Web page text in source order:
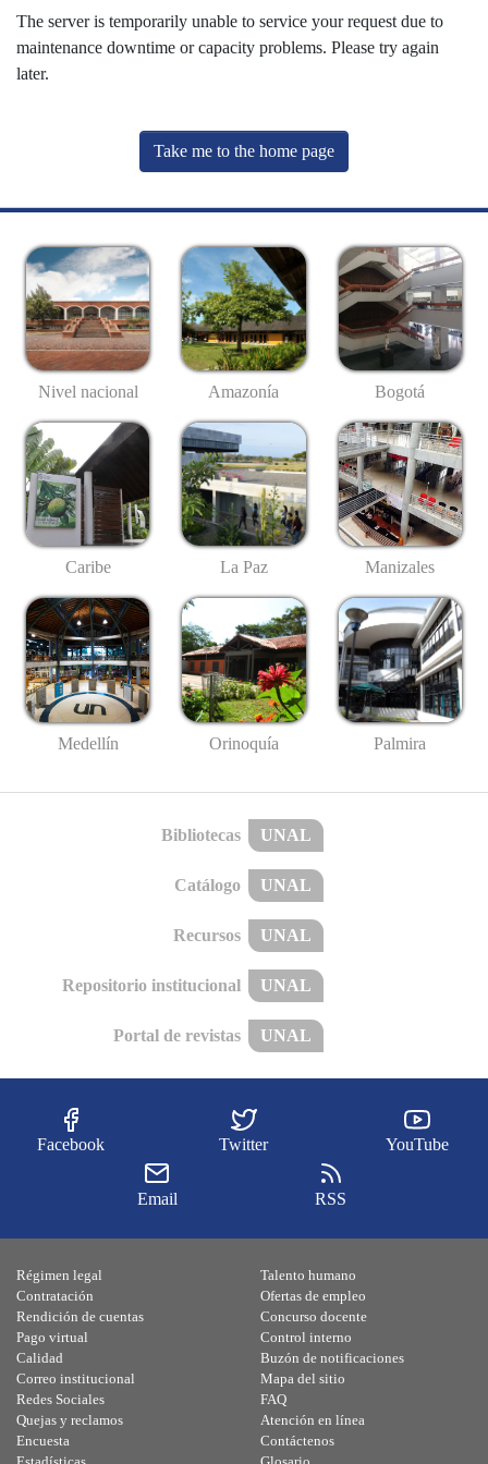
The server is temporarily unable to service your request due to
maintenance downtime or capacity problems. Please try again
later.
Take me to the home page
Nivel nacional Amazonía Bogotá
Caribe La Paz Manizales
Medellín Orinoquía Palmira
Bibliotecas UNAL
Catálogo UNAL
Recursos UNAL
Repositorio institucional UNAL
Portal de revistas UNAL
Facebook Twitter YouTube
Email RSS
Régimen legal
Contratación
Rendición de cuentas
Pago virtual
Calidad
Talento humano
Ofertas de empleo
Concurso docente
Control interno
Buzón de notificaciones
Correo institucional
Redes Sociales
Quejas y reclamos
Encuesta
Mapa del sitio
FAQ
Atención en línea
Contáctenos